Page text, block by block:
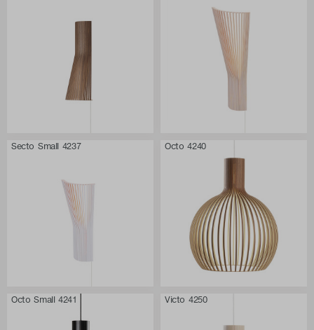
Secto Small 4237 Octo 4240
Octo Small 4241 Victo 4250